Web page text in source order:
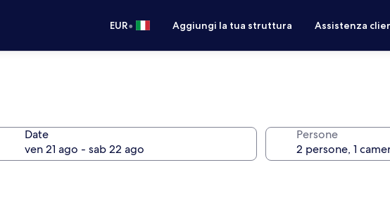
EUR• Aggiungi la tua struttura Assistenza
Date Persone